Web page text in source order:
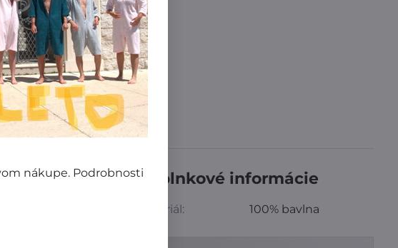
za 1,99 €
viac doručíme zadarmo!
nekrčí. Farba
patent
46cm, 134-140:
Doplnkové informácie
Materiál: 100% bavlna
nákupe. Podrobnosti